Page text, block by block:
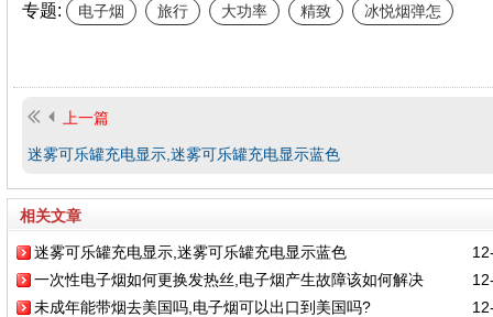
专题: 电子烟 旅行 大功率 精致 冰悦烟弹怎
上一篇
迷雾可乐罐充电显示,迷雾可乐罐充电显示蓝色
相关文章
迷雾可乐罐充电显示,迷雾可乐罐充电显示蓝色
一次性电子烟如何更换发热丝,电子烟产生故障该如何解决
未成年能带烟去美国吗,电子烟可以出口到美国吗?